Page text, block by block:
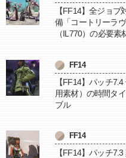
【FF14】全ジョブ
備「コートリーラ
（IL770）の必要素
FF14
【FF14】パッチ
用素材）の時間タ
ブル
FF14
【FF14】パッチ